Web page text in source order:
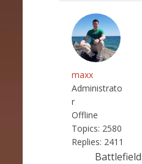
maxx
Administrato
r
Offline
Topics: 2580
Replies: 2411